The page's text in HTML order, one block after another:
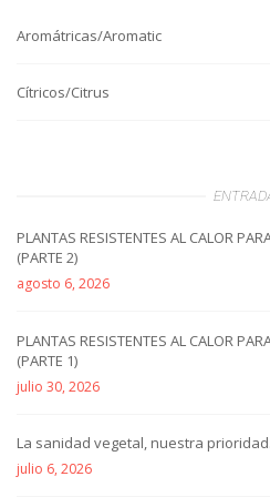
Aromátricas/Aromatic
Cítricos/Citrus
PLANTAS RESISTENTES AL CALOR
(PARTE 2)
agosto 6, 2026
PLANTAS RESISTENTES AL CALOR
(PARTE 1)
julio 30, 2026
La sanidad vegetal, nuestra prioridad.
julio 6, 2026